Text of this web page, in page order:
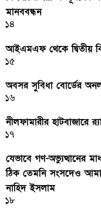
মানববন্ধন
১৪
আইএমএফ থেকে দ্বিতীয়
১৫
অবসর সুবিধা বোর্ডের
১৬
নীলফামারীর হাটবাজারে
১৭
যেভাবে গণ-অভ্যুত্থানের
ঠিক তেমনি সংসদেও
নাহিদ ইসলাম
১৮